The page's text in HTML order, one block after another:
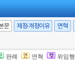
법개정]
문 제정·개정이유 연혁
판례 연혁 위임
제1장 총칙
위한 구제 및